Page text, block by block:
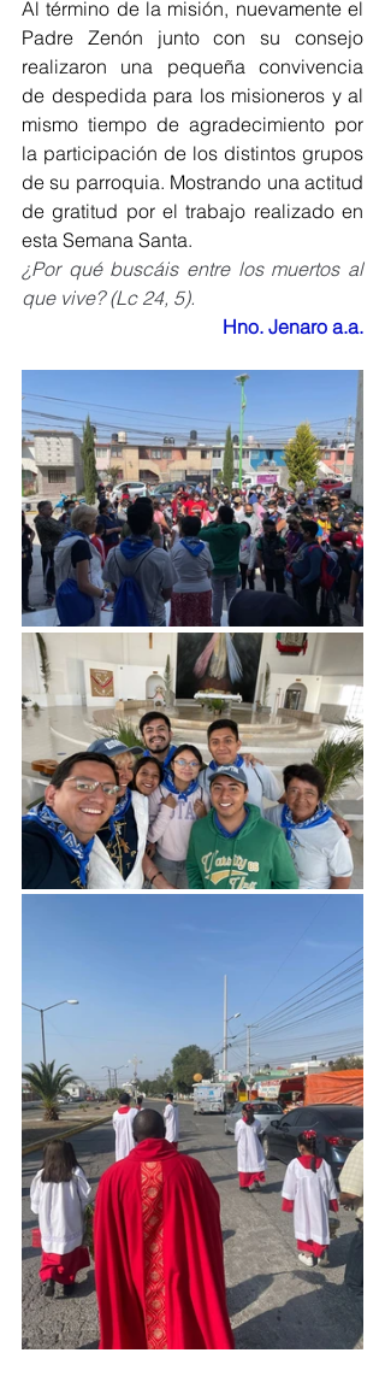
Al término de la misión, nuevamente el
Padre Zenón junto con su consejo
realizaron una pequeña convivencia
de despedida para los misioneros y al
mismo tiempo de agradecimiento por
la participación de los distintos grupos
de su parroquia. Mostrando una actitud
de gratitud por el trabajo realizado en
esta Semana Santa.
¿Por qué buscáis entre los muertos al
que vive? (Lc 24, 5).
Hno. Jenaro a.a.